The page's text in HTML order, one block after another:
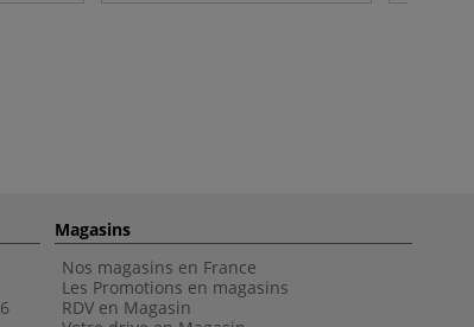
6
Magasins
Nos magasins en France
Les Promotions en magasins
RDV en Magasin